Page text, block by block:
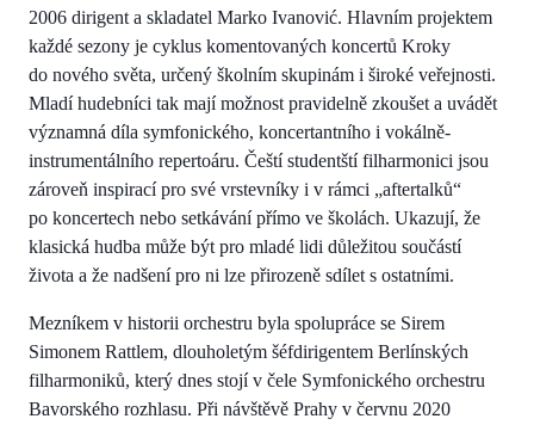
2006 dirigent a skladatel Marko Ivanović. Hlavním projektem
každé sezony je cyklus komentovaných koncertů Kroky
do nového světa, určený školním skupinám i široké veřejnosti.
Mladí hudebníci tak mají možnost pravidelně zkoušet a uvádět
významná díla symfonického, koncertantního i vokálně-
instrumentálního repertoáru. Čeští studentští filharmonici jsou
zároveň inspirací pro své vrstevníky i v rámci „aftertalků“
po koncertech nebo setkávání přímo ve školách. Ukazují, že
klasická hudba může být pro mladé lidi důležitou součástí
života a že nadšení pro ni lze přirozeně sdílet s ostatními.
Mezníkem v historii orchestru byla spolupráce se Sirem
Simonem Rattlem, dlouholetým šéfdirigentem Berlínských
filharmoniků, který dnes stojí v čele Symfonického orchestru
Bavorského rozhlasu. Při návštěvě Prahy v červnu 2020